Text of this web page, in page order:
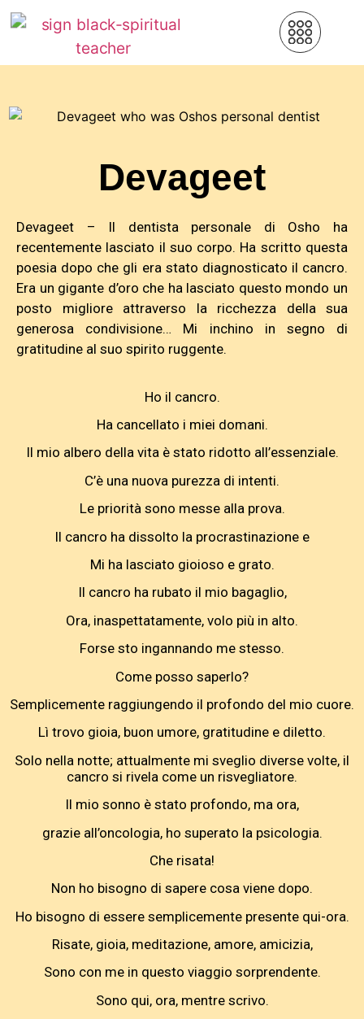
Devageet
Devageet – Il dentista personale di Osho ha
recentemente lasciato il suo corpo. Ha scritto questa
poesia dopo che gli era stato diagnosticato il cancro.
Era un gigante d’oro che ha lasciato questo mondo un
posto migliore attraverso la ricchezza della sua
generosa condivisione… Mi inchino in segno di
gratitudine al suo spirito ruggente.
Ho il cancro.
Ha cancellato i miei domani.
Il mio albero della vita è stato ridotto all’essenziale.
C’è una nuova purezza di intenti.
Le priorità sono messe alla prova.
Il cancro ha dissolto la procrastinazione e
Mi ha lasciato gioioso e grato.
Il cancro ha rubato il mio bagaglio,
Ora, inaspettatamente, volo più in alto.
Forse sto ingannando me stesso.
Come posso saperlo?
Semplicemente raggiungendo il profondo del mio cuore.
Lì trovo gioia, buon umore, gratitudine e diletto.
Solo nella notte; attualmente mi sveglio diverse volte, il
cancro si rivela come un risvegliatore.
Il mio sonno è stato profondo, ma ora,
grazie all’oncologia, ho superato la psicologia.
Che risata!
Non ho bisogno di sapere cosa viene dopo.
Ho bisogno di essere semplicemente presente qui-ora.
Risate, gioia, meditazione, amore, amicizia,
Sono con me in questo viaggio sorprendente.
Sono qui, ora, mentre scrivo.